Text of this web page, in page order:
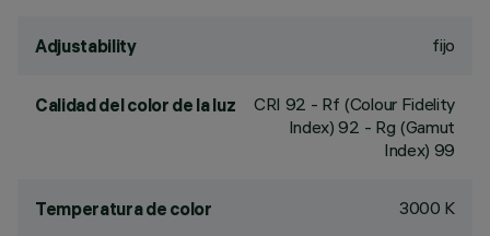
Adjustability fijo
Calidad del color de la luz CRI 92 - Rf (Colour Fidelity
Index) 92 - Rg (Gamut
Index) 99
Temperatura de color 3000 K